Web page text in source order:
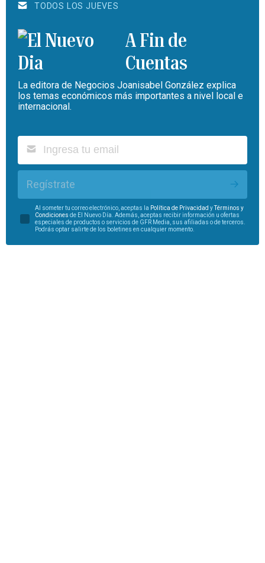
TODOS LOS JUEVES
A Fin de
Cuentas
La editora de Negocios Joanisabel González explica
los temas económicos más importantes a nivel local e
internacional.
Regístrate
Al someter tu correo electrónico, aceptas la Política de Privacidad yTérminos y
Condiciones de El Nuevo Día. Además, aceptas recibir información u ofertas
especiales de productos o servicios de GFR Media, sus afiliadas o de terceros.
Podrás optar salirte de los boletines en cualquier momento.